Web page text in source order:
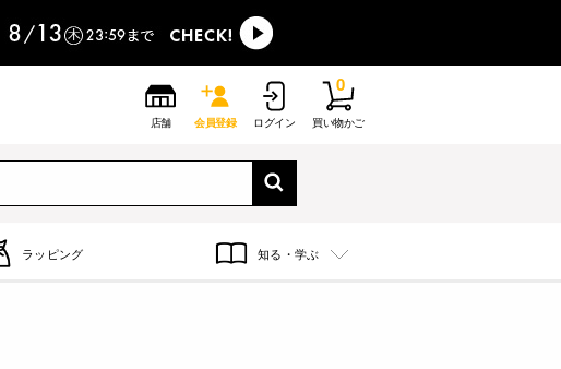
店舗 会員登録 ログイン 買い物かご
0
ラッピング 知る・学ぶ